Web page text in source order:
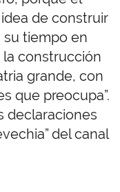
de construir
tiempo en
la construcción
grande, con
que preocupa”.
declaraciones
del canal